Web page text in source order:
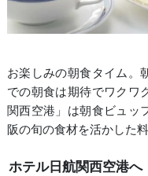
お楽しみの朝食タイム。
での朝食は期待でワクワ
関西空港」は朝食ビュッ
阪の旬の食材を活かした
ホテル日航関西空港へ